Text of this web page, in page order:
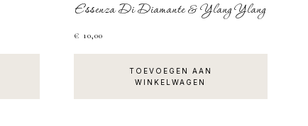
Essenza Di Diamante & Ylang Ylang
€ 10,00
TOEVOEGEN AAN
WINKELWAGEN